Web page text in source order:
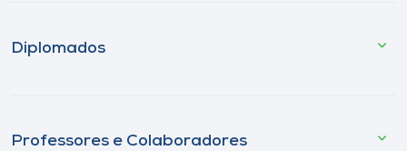
Diplomados
Professores e Colaboradores